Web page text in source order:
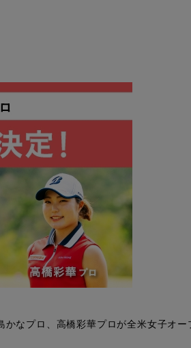
かなプロ、高橋彩華プロが全米女子オー